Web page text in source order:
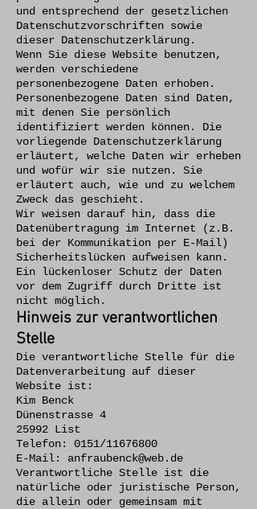
und entsprechend der gesetzlichen
Datenschutzvorschriften sowie
dieser Datenschutzerklärung.
Wenn Sie diese Website benutzen,
werden verschiedene
personenbezogene Daten erhoben.
Personenbezogene Daten sind Daten,
mit denen Sie persönlich
identifiziert werden können. Die
vorliegende Datenschutzerklärung
erläutert, welche Daten wir erheben
und wofür wir sie nutzen. Sie
erläutert auch, wie und zu welchem
Zweck das geschieht.
Wir weisen darauf hin, dass die
Datenübertragung im Internet (z.B.
bei der Kommunikation per E-Mail)
Sicherheitslücken aufweisen kann.
Ein lückenloser Schutz der Daten
vor dem Zugriff durch Dritte ist
nicht möglich.
Hinweis zur verantwortlichen
Stelle
Die verantwortliche Stelle für die
Datenverarbeitung auf dieser
Website ist:
Kim Benck
Dünenstrasse 4
25992 List
Telefon: 0151/11676800
E-Mail: anfraubenck@web.de
Verantwortliche Stelle ist die
natürliche oder juristische Person,
die allein oder gemeinsam mit